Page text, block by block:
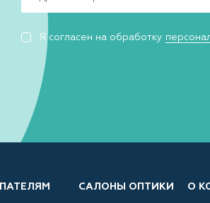
Я согласен на обработку
САЛОНЫ ОПТИКИ О